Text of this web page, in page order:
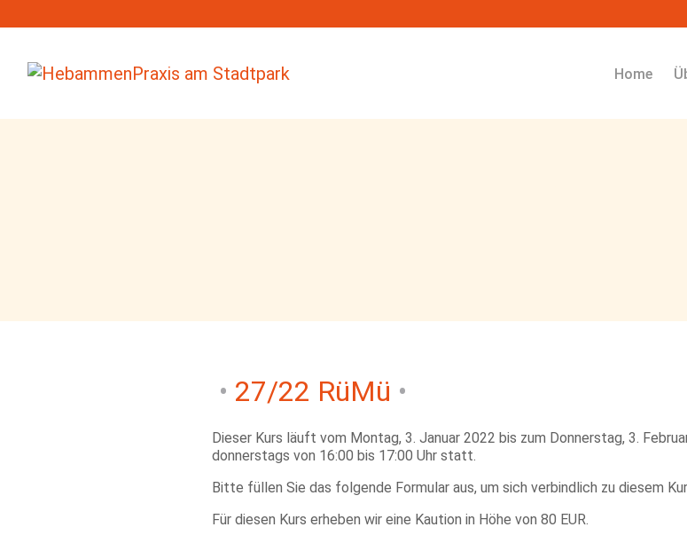
Home
27/22 RüMü
Dieser Kurs läuft vom Montag, 3. Januar 2022 bis zum Donnerstag, 3.
donnerstags von 16:00 bis 17:00 Uhr statt.
Bitte füllen Sie das folgende Formular aus, um sich verbindlich zu diesem
Für diesen Kurs erheben wir eine Kaution in Höhe von 80 EUR.